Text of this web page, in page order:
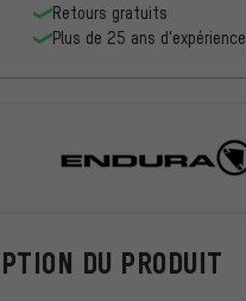
DU PRODUIT
Retours gratuits
Plus de 25 ans d'expérience